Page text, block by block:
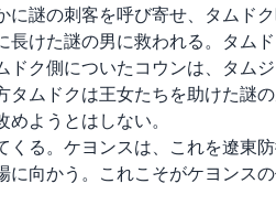
謎の刺客を呼び寄せ、タムド
けた謎の男に救われる。タム
ク側についたコウンは、タム
ムドクは王女たちを助けた謎
ようとはしない。
る。ケヨンスは、これを遼東
向かう。これこそがケヨンス